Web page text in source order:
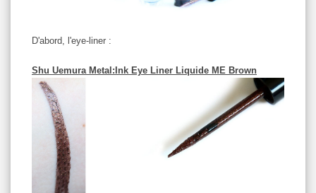
D'abord, l'eye-liner :
Shu Uemura Metal:Ink Eye Liner Liquide ME Brown